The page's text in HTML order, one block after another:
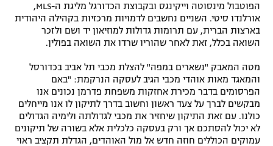
הפוטבול מינסוטה וייקינגס ובקבוצת הכדורגל מליגת ה-MLS,
אורלנדו סיטי. השניים נחשבים לדמויות מרכזיות בקהילה היהודית
בארצות הברית, עם תרומות גדולות למוזיאון יד ושם ולזכר
השואה בכלל, זאת לאחר שהוריו שרדו את השואה בפולין.
מטה המאבק "נשארים במפה" להצלת מכבי תל אביב בכדורסל
והמאגד מאות אוהדי מכבי הגיב לעסקה הנרקמת: "באם
הפרסומים בדבר מכירת אחזקות משפחת פדרמן נכונים אנו
מבקשים לברך על צעד ראשון וחשוב בדרך לתיקון לו אנו מייחלים
כולנו. עם זאת התיקון שיחזיר את מכבי לגדולתה ולימיה הגדולים
לא יכול להסתכם אך ורק בעסקה כלכלית אלא בשורה של תיקונים
עמוקים הכוללים חוזה חדש אל מול האוהדים, הגדלת תקציב ראוי